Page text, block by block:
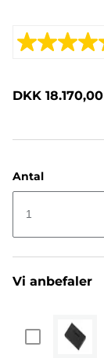
DKK 18.170,00
Antal
1
Vi anbefaler